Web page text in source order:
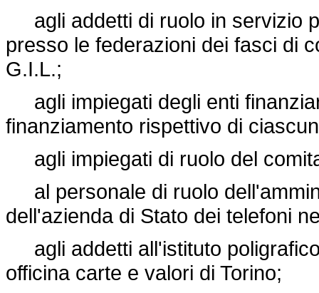
agli addetti di ruolo in servizio
presso le federazioni dei fasci di
G.I.L.;
agli impiegati degli enti
finanziamento rispettivo di
agli impiegati di ruolo del
al personale di ruolo
dell'azienda di Stato dei telefoni
agli addetti all'istituto
officina carte e valori di Torino;